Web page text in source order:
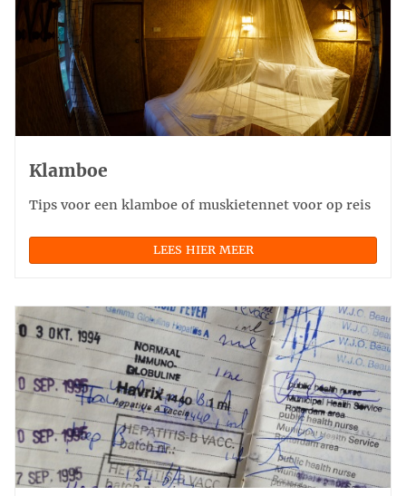
Klamboe
Tips voor een klamboe of muskietennet voor op reis
LEES HIER MEER